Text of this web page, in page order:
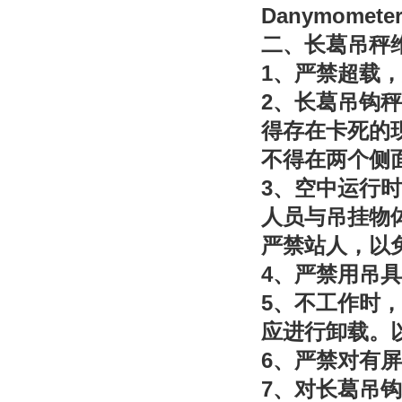
Danymometer
二、长葛吊秤
1、严禁超载
2、长葛吊钩
得存在卡死的
不得在两个侧
3、空中运行
人员与吊挂物
严禁站人，以
4、严禁用吊
5、不工作时
应进行卸载。
6、严禁对有
7、对长葛吊